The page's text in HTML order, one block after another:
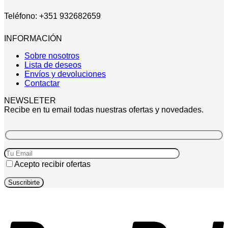
Teléfono: +351 932682659
INFORMACIÓN
Sobre nosotros
Lista de deseos
Envíos y devoluciones
Contactar
NEWSLETER
Recibe en tu email todas nuestras ofertas y novedades.
Acepto recibir ofertas